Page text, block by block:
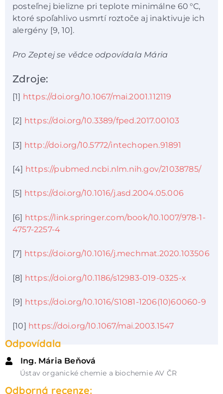
posteľnej bielizne pri teplote minimálne 60 °C,
ktoré spoľahlivo usmrtí roztoče aj inaktivuje ich
alergény [9, 10].
Pro Zeptej se vědce odpovídala Mária
Zdroje:
[1] https://doi.org/10.1067/mai.2001.112119
[2] https://doi.org/10.3389/fped.2017.00103
[3] http://doi.org/10.5772/intechopen.91891
[4] https://pubmed.ncbi.nlm.nih.gov/21038785/
[5] https://doi.org/10.1016/j.asd.2004.05.006
[6] https://link.springer.com/book/10.1007/978-1-
4757-2257-4
[7] https://doi.org/10.1016/j.mechmat.2020.103506
[8] https://doi.org/10.1186/s12983-019-0325-x
[9] https://doi.org/10.1016/S1081-1206(10)60060-9
[10] https://doi.org/10.1067/mai.2003.1547
Odpovídala
Ing. Mária Beňová
Ústav organické chemie a biochemie AV ČR
Odborná recenze: